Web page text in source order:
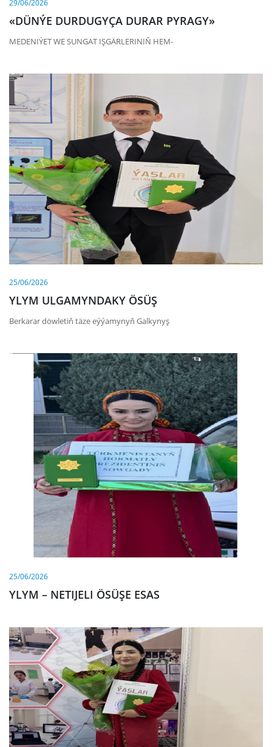
29/06/2026
«DÜNÝE DURDUGYÇA DURAR PYRAGY»
MEDENIÝET WE SUNGAT IŞGÄRLERINIŇ HEM-
25/06/2026
YLYM ULGAMYNDAKY ÖSÜŞ
Berkarar döwletiň täze eýýamynyň Galkynyş
25/06/2026
YLYM – NETIJELI ÖSÜŞE ESAS